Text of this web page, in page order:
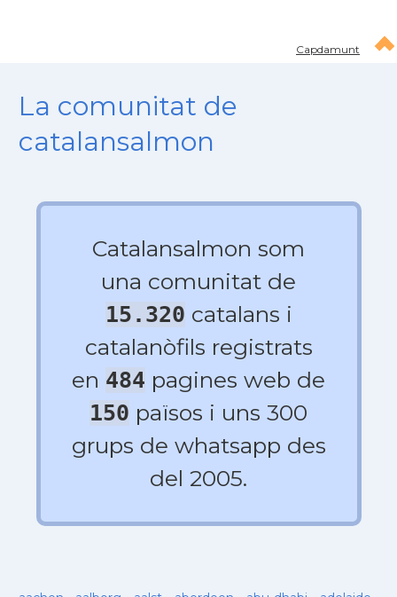
Capdamunt
La comunitat de
catalansalmon
Catalansalmon som
una comunitat de
15.320 catalans i
catalanòfils registrats
en 484 pagines web de
150 països i uns 300
grups de whatsapp des
del 2005.